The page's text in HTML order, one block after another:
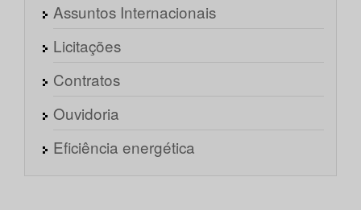
Assuntos Internacionais
Licitações
Contratos
Ouvidoria
Eficiência energética